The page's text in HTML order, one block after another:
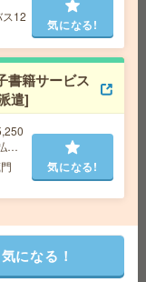
所沢
気になる!
半勤務！人材サ
が
町駅
12
気になる!
書籍サービス
遣]
い
気になる!
になる！